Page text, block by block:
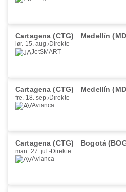
Cartagena (CTG) Medellín
lør. 15. aug. Direkte
JetSMART
Cartagena (CTG) Medellín
fre. 18. sep. Direkte
Avianca
Cartagena (CTG) Bogotá
man. 27. jul. Direkte
Avianca